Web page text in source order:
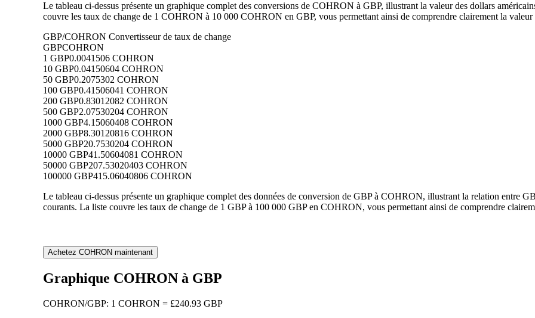
Le tableau ci-dessus présente un graphique complet des conversions de COHRON à GBP, illustrant la valeur des dollars
couvre les taux de change de 1 COHRON à 10 000 COHRON en GBP, vous permettant ainsi de comprendre clairement la valeur
GBP/COHRON Convertisseur de taux de change
GBPCOHRON
1 GBP0.0041506 COHRON
10 GBP0.04150604 COHRON
50 GBP0.2075302 COHRON
100 GBP0.41506041 COHRON
200 GBP0.83012082 COHRON
500 GBP2.07530204 COHRON
1000 GBP4.15060408 COHRON
2000 GBP8.30120816 COHRON
5000 GBP20.7530204 COHRON
10000 GBP41.50604081 COHRON
50000 GBP207.53020403 COHRON
100000 GBP415.06040806 COHRON
Le tableau ci-dessus présente un graphique complet des données de conversion de GBP à COHRON, illustrant la relation entre
courants. La liste couvre les taux de change de 1 GBP à 100 000 GBP en COHRON, vous permettant ainsi de comprendre
Achetez COHRON maintenant
Graphique COHRON à GBP
COHRON/GBP: 1 COHRON = £240.93 GBP